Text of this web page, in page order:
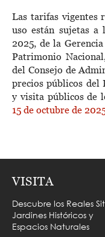
Las tarifas vigentes
uso están sujetas a
2025, de la
Patrimonio
del Consejo de
precios públicos del
y visita públicos de
15 de octubre de
VISITA
Descubre los Reales
Jardines Históricos y
Espacios Naturales